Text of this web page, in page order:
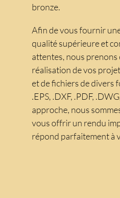
bronze.
Afin de vous fournir
qualité supérieure et
attentes, nous prenons
réalisation de vos
et de fichiers de divers
.EPS, .DXF, .PDF,
approche, nous
vous offrir un rendu
répond parfaitement à